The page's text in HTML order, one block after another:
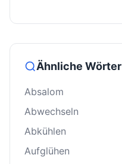
Ähnliche Wörter
Absalom
Abwechseln
Abkühlen
Aufglühen